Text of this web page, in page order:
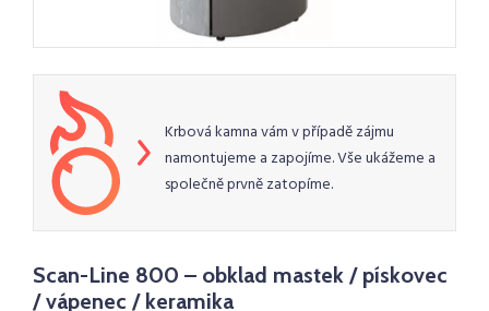
Krbová kamna vám v případě zájmu
namontujeme a zapojíme. Vše ukážeme a
společně prvně zatopíme.
Scan-Line 800 – obklad mastek / pískovec
/ vápenec / keramika